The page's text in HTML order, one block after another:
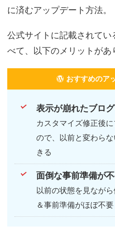
に済むアップデート方法。
公式サイトに記載されて
べて、以下のメリットがあ
おすすめのア
表示が崩れたブロ
カスタマイズ修正後
ので、以前と変わら
きる
面倒な事前準備が
以前の状態を見なが
＆事前準備がほぼ不要